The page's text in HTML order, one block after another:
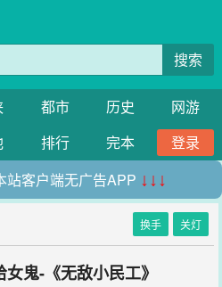
搜索
都市 历史
网游
排行 完本
登录
站客户端无广告APP ↓↓↓
换手 关灯
鬼-《无敌小民工》